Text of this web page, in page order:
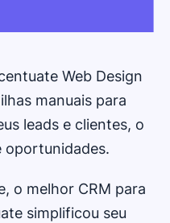
Web Design
manuais para
leads e clientes, o
oportunidades.
o melhor CRM para
simplificou seu